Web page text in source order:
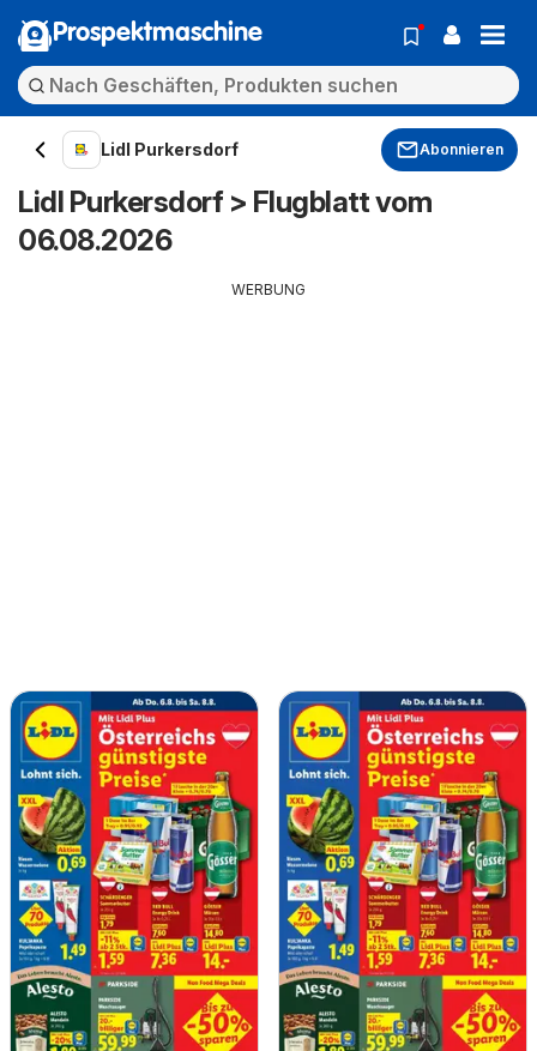
Prospektmaschine
Lidl Purkersdorf Abonnieren
Lidl Purkersdorf > Flugblatt vom
06.08.2026
WERBUNG